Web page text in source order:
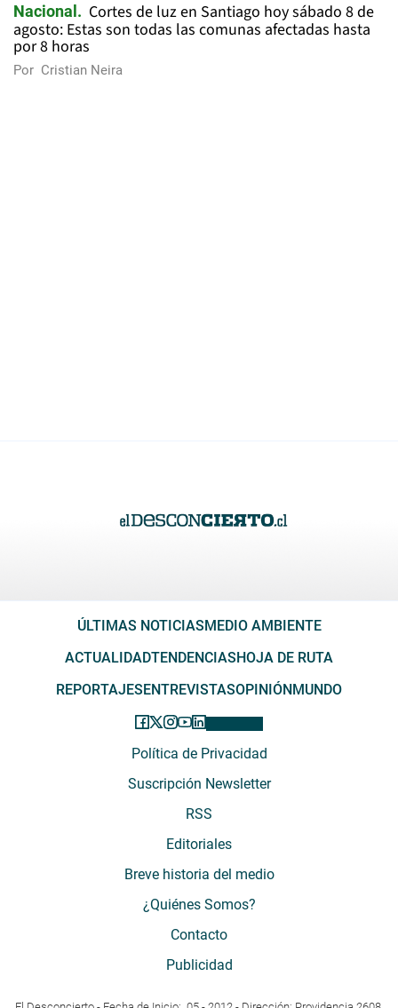
Nacional
Cortes de luz en Santiago hoy sábado 8 de
agosto: Estas son todas las comunas afectadas hasta
por 8 horas
Por Cristian Neira
ÚLTIMAS NOTICIASMEDIO AMBIENTE
ACTUALIDADTENDENCIASHOJA DE RUTA
REPORTAJESENTREVISTASOPINIÓNMUNDO
Política de Privacidad
Suscripción Newsletter
RSS
Editoriales
Breve historia del medio
¿Quiénes Somos?
Contacto
Publicidad